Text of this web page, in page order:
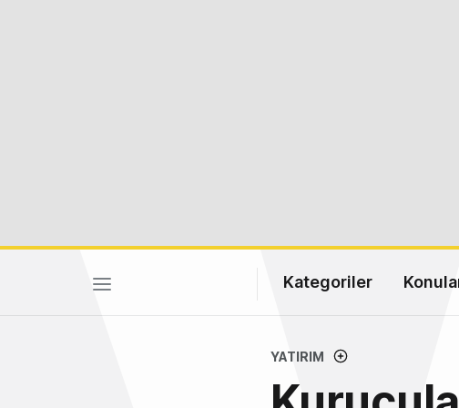
Kategoriler
YATIRIM